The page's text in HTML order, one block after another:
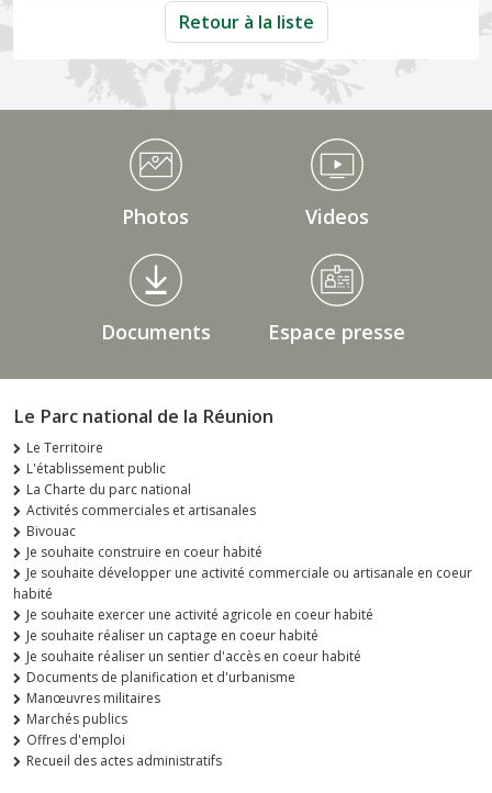
Retour à la liste
Médiathèque Footer
Photos Videos
Documents Espace presse
Le Parc national de la Réunion
Le Territoire
L'établissement public
La Charte du parc national
Activités commerciales et artisanales
Bivouac
Je souhaite construire en coeur habité
Je souhaite développer une activité commerciale ou artisanale en coeur
habité
Je souhaite exercer une activité agricole en coeur habité
Je souhaite réaliser un captage en coeur habité
Je souhaite réaliser un sentier d'accès en coeur habité
Documents de planification et d'urbanisme
Manœuvres militaires
Marchés publics
Offres d'emploi
Recueil des actes administratifs